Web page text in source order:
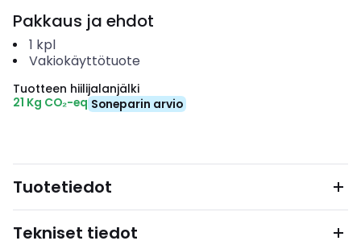
Pakkaus ja ehdot
1 kpl
Vakiokäyttötuote
Tuotteen hiilijalanjälki
21 Kg CO₂-eq Soneparin arvio
Tuotetiedot
Tekniset tiedot